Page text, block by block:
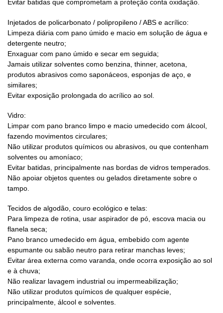
Evitar batidas que comprometam a proteção conta oxidação.
Injetados de policarbonato / polipropileno / ABS e acrílico:
Limpeza diária com pano úmido e macio em solução de água e
detergente neutro;
Enxaguar com pano úmido e secar em seguida;
Jamais utilizar solventes como benzina, thinner, acetona,
produtos abrasivos como saponáceos, esponjas de aço, e
similares;
Evitar exposição prolongada do acrílico ao sol.
Vidro:
Limpar com pano branco limpo e macio umedecido com álcool,
fazendo movimentos circulares;
Não utilizar produtos químicos ou abrasivos, ou que contenham
solventes ou amoníaco;
Evitar batidas, principalmente nas bordas de vidros temperados.
Não apoiar objetos quentes ou gelados diretamente sobre o
tampo.
Tecidos de algodão, couro ecológico e telas:
Para limpeza de rotina, usar aspirador de pó, escova macia ou
flanela seca;
Pano branco umedecido em água, embebido com agente
espumante ou sabão neutro para retirar manchas leves;
Evitar área externa como varanda, onde ocorra exposição ao sol
e à chuva;
Não realizar lavagem industrial ou impermeabilização;
Não utilizar produtos químicos de qualquer espécie,
principalmente, álcool e solventes.